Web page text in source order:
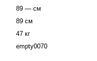
89 — см
89 см
47 кг
empty0070